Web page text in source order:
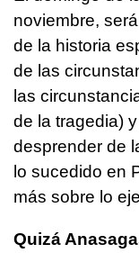
noviembre,
de la historia
de las
las
de la tragedia)
desprender de
lo sucedido en
más sobre lo
Quizá